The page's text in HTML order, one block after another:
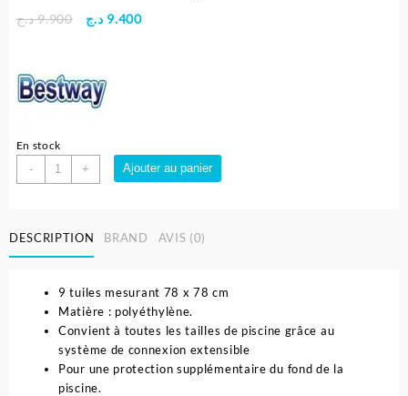
9.900 د.ج
Le
était :
9.400 د.ج
Le
En stock
-
quantité
de
sol
pour
modulable
234
x
234
Cm
+ Ajouter au panier
DESCRIPTION BRAND AVIS (0)
9 tuiles mesurant 78 x 78 cm
Matière : polyéthylène.
Convient à toutes les tailles de piscine grâce au
système de connexion extensible
Pour une protection supplémentaire du fond de la
piscine.